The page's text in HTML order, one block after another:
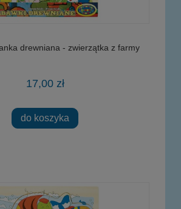
drewniana - zwierzątka z farmy
17,00 zł
do koszyka